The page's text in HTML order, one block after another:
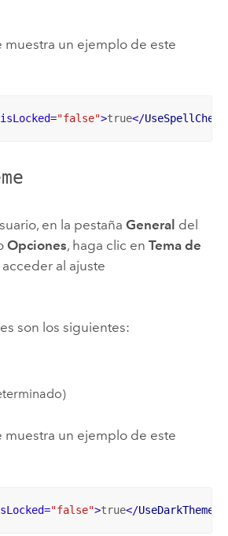
muestra un ejemplo de este
isLocked="false">true</UseSpellCheck
en la pestaña General del
Opciones, haga clic en Tema de
al ajuste
son los siguientes:
muestra un ejemplo de este
="false">true</UseDarkTheme